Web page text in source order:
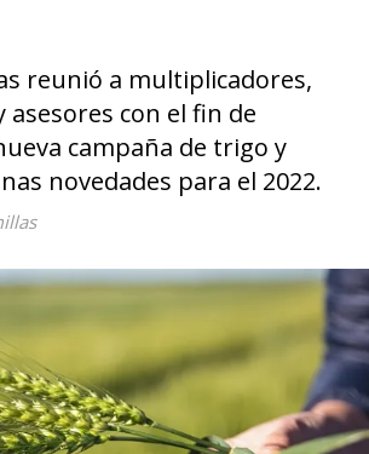
reunió a multiplicadores,
con el fin de
campaña de trigo y
novedades para el 2022.